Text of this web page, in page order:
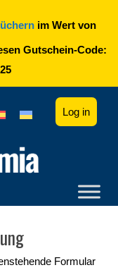
im Wert von
Gutschein-Code:
Log in
Formular